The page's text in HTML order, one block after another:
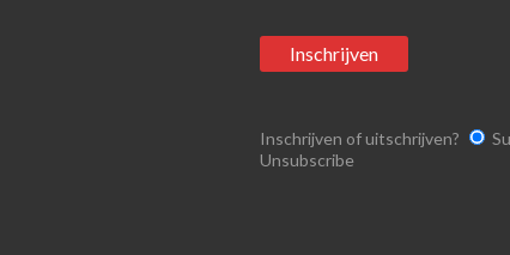
Inschrijven of uitschrijven?
Unsubscribe